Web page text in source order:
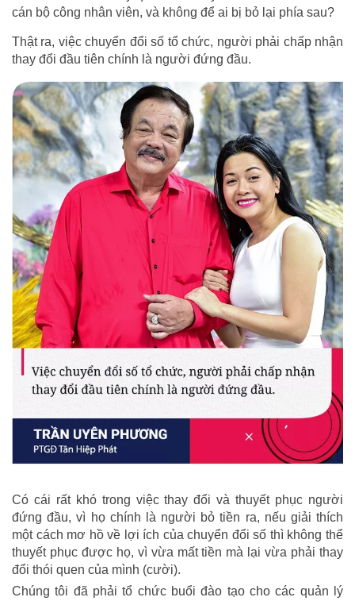
cán bộ công nhân viên, và không để ai bị bỏ lại phía sau?
Thật ra, việc chuyển đổi số tổ chức, người phải chấp nhận
thay đổi đầu tiên chính là người đứng đầu.
Có cái rất khó trong việc thay đổi và thuyết phục người
đứng đầu, vì họ chính là người bỏ tiền ra, nếu giải thích
một cách mơ hồ về lợi ích của chuyển đổi số thì không thể
thuyết phục được họ, vì vừa mất tiền mà lại vừa phải thay
đổi thói quen của mình (cười).
Chúng tôi đã phải tổ chức buổi đào tạo cho các quản lý